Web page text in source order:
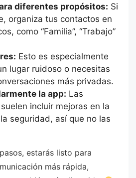
diferentes propósitos: Si
organiza tus contactos en
como “Familia”, “Trabajo”
Esto es especialmente
lugar ruidoso o necesitas
más privadas.
la app: Las
incluir mejoras en la
seguridad, así que no las
estarás listo para
más rápida,